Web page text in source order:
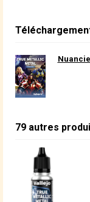
79 autres